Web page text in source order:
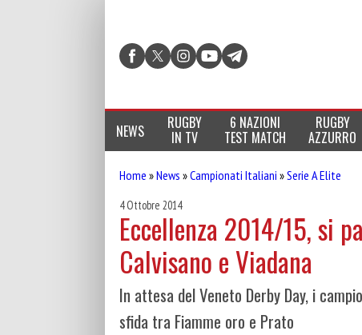
NEWS RUGBY
IN TV
6 NAZIONI
TEST MATCH
RUGBY
AZZURRO
Home »News »Campionati Italiani »Serie A Elite
4 Ottobre 2014
Eccellenza 2014/15, si
Calvisano e Viadana
In attesa del Veneto Derby Day, i
sfida tra Fiamme oro e Prato